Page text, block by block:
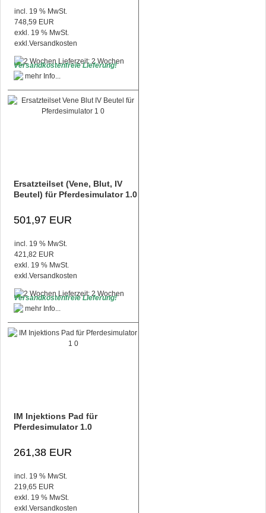
incl. 19 % MwSt.
748,59 EUR
exkl. 19 % MwSt.
exkl.Versandkosten
Lieferzeit: 2 Wochen
Versandkostenfreie Lieferung!
Ersatzteilset (Vene, Blut, IV
Beutel) für Pferdesimulator 1.0
501,97 EUR
incl. 19 % MwSt.
421,82 EUR
exkl. 19 % MwSt.
exkl.Versandkosten
Lieferzeit: 2 Wochen
Versandkostenfreie Lieferung!
IM Injektions Pad für
Pferdesimulator 1.0
261,38 EUR
incl. 19 % MwSt.
219,65 EUR
exkl. 19 % MwSt.
exkl.Versandkosten